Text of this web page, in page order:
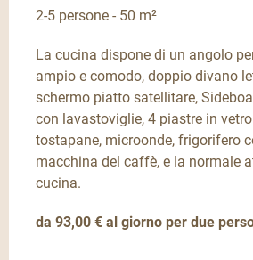
2-5 persone - 50 m²
La cucina dispone di un angolo
ampio e comodo, doppio divano
schermo piatto satellitare,
con lavastoviglie, 4 piastre in
tostapane, microonde, frigorifero
macchina del caffè, e la normale
cucina.
da 93,00 € al giorno per due